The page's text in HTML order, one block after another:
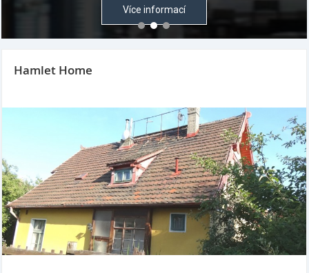
Více informací
Hamlet Home